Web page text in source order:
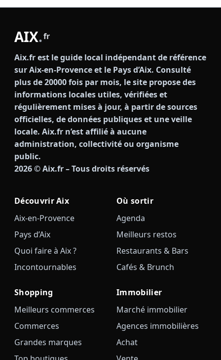
AIX.fr
Aix.fr est le guide local indépendant de référence
sur Aix-en-Provence et le Pays d’Aix. Consulté
plus de 20000 fois par mois, le site propose des
informations locales utiles, vérifiées et
régulièrement mises à jour, à partir de sources
officielles, de données publiques et une veille
locale. Aix.fr n’est affilié à aucune
administration, collectivité ou organisme
public.
2026© Aix.fr – Tous droits réservés
Découvrir Aix
Aix-en-Provence
Pays d’Aix
Quoi faire à Aix ?
Incontournables
Où sortir
Agenda
Meilleurs restos
Restaurants & Bars
Cafés & Brunch
Shopping
Meilleurs commerces
Commerces
Grandes marques
Immobilier
Marché immobilier
Agences immobilières
Achat